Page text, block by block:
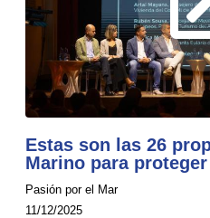
Estas son las 26
Marino para
Pasión por el Mar
11/12/2025